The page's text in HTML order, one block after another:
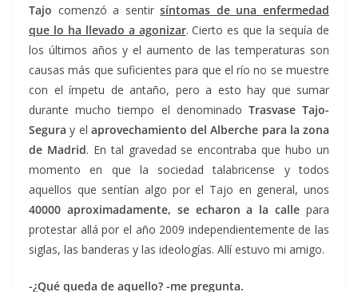
Tajo comenzó a sentirsíntomas de una enfermedad
que lo ha llevado a agonizar. Cierto es que la sequía de
los últimos años y el aumento de las temperaturas son
causas más que suficientes para que el río no se muestre
con el ímpetu de antaño, pero a esto hay que sumar
durante mucho tiempo el denominado Trasvase Tajo-
Segura y el aprovechamiento del Alberche para la zona
de Madrid. En tal gravedad se encontraba que hubo un
momento en que la sociedad talabricense y todos
aquellos que sentían algo por el Tajo en general, unos
40000 aproximadamente, se echaron a la calle para
protestar allá por el año 2009 independientemente de las
siglas, las banderas y las ideologías. Allí estuvo mi amigo.
-¿Qué queda de aquello? -me pregunta.